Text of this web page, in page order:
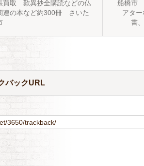
船橋市
アタ
書
買取 歎異抄全購読などの仏
連の本など約300冊 さいた
バックURL